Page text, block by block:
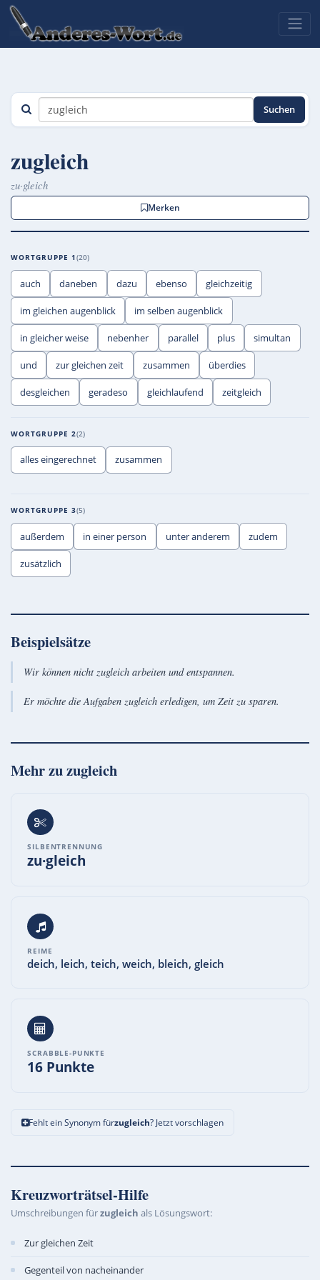
Suchen
zugleich
zu·gleich
Merken
WORTGRUPPE 1 20
auch daneben dazu ebenso gleichzeitig
im gleichen augenblick im selben augenblick
in gleicher weise nebenher parallel plus simultan
und zur gleichen zeit zusammen überdies
desgleichen geradeso gleichlaufend zeitgleich
WORTGRUPPE 2 2
alles eingerechnet zusammen
WORTGRUPPE 3 5
außerdem in einer person unter anderem zudem
zusätzlich
Beispielsätze
Wir können nicht zugleich arbeiten und entspannen.
Er möchte die Aufgaben zugleich erledigen, um Zeit zu sparen.
Mehr zuzugleich
SILBENTRENNUNG
zu·gleich
REIME
deich, leich, teich, weich, bleich, gleich
SCRABBLE-PUNKTE
16 Punkte
Fehlt ein Synonym fürzugleich? Jetzt vorschlagen
Kreuzworträtsel-Hilfe
Umschreibungen fürzugleich als Lösungswort:
Zur gleichen Zeit
Gegenteil von nacheinander